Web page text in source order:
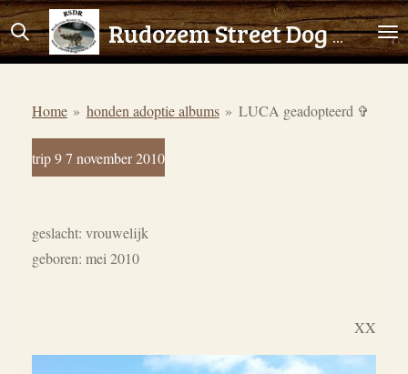
Ga
direct
hoofdinhoud
Rudozem Street Dog Rescue
Home » honden adoptie albums » LUCA geadopteerd ✞
trip 9 7 november 2010
geslacht: vrouwelijk
geboren: mei 2010
XX